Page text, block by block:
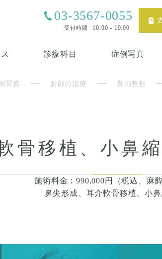
03-3567-0055
受付時間 10:00 - 19:00
診療科目 症例写真
写真 お顔の治療 鼻の整形
骨移植、小鼻
施術料金：990,000円（税込、麻酔
鼻尖形成、耳介軟骨移植、小